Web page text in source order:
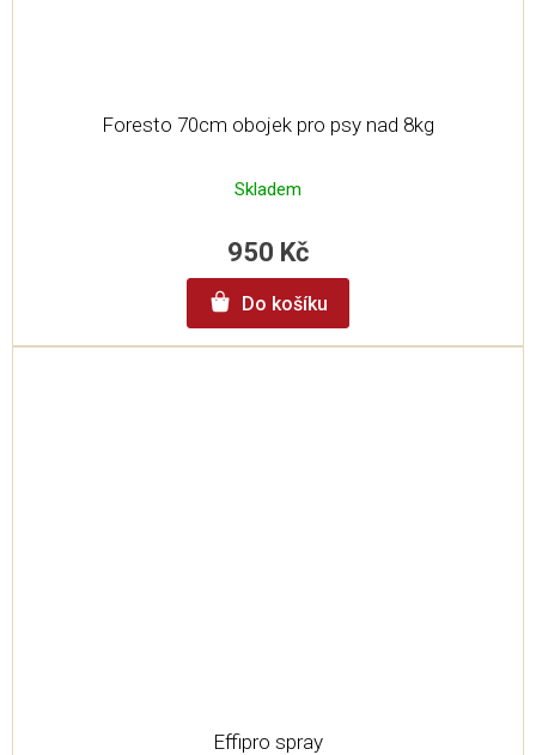
Foresto 70cm obojek pro psy nad 8kg
Skladem
950 Kč
Do košíku
Effipro spray